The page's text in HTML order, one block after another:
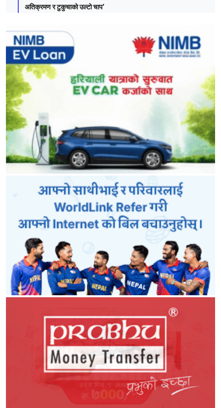
अतिक्रमण र टुकुचाको उल्टो चाप’